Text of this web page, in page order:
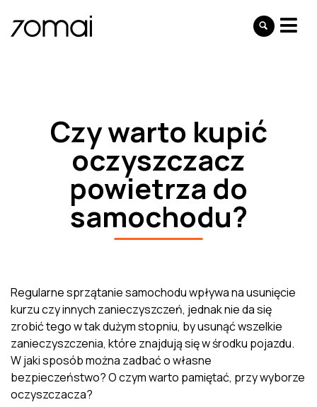
Czy warto kupić
oczyszczacz
powietrza do
samochodu?
Regularne sprzątanie samochodu wpływa na usunięcie
kurzu czy innych zanieczyszczeń, jednak nie da się
zrobić tego w tak dużym stopniu, by usunąć wszelkie
zanieczyszczenia, które znajdują się w środku pojazdu.
W jaki sposób można zadbać o własne
bezpieczeństwo? O czym warto pamiętać, przy wyborze
oczyszczacza?